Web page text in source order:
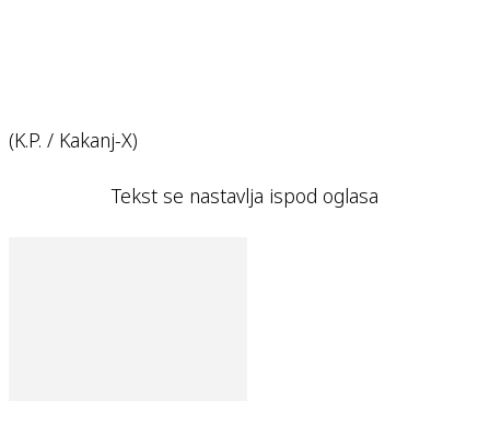
(K.P. / Kakanj-X)
Tekst se nastavlja ispod oglasa